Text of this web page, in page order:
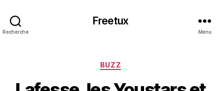
Recherche
Freetux
Menu
Catégories
BUZZ